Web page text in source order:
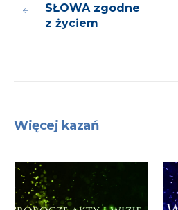
SŁOWA zgodne
z życiem
Więcej kazań